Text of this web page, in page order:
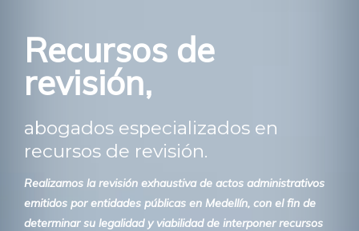
Recursos de
revisión,
abogados especializados en
recursos de revisión.
Realizamos la revisión exhaustiva de actos administrativos
emitidos por entidades públicas en Medellín, con el fin de
determinar su legalidad y viabilidad de interponer recursos